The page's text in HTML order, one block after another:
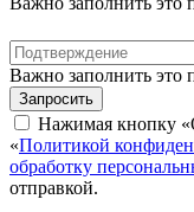
Важно заполнить это
Запросить
Нажимая кнопку
«Политикой
обработку
отправкой.